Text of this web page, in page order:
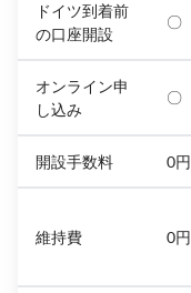
ドイツ到着前
の口座開設
〇
オンライン申
し込み
〇
開設手数料 0円
維持費 0円